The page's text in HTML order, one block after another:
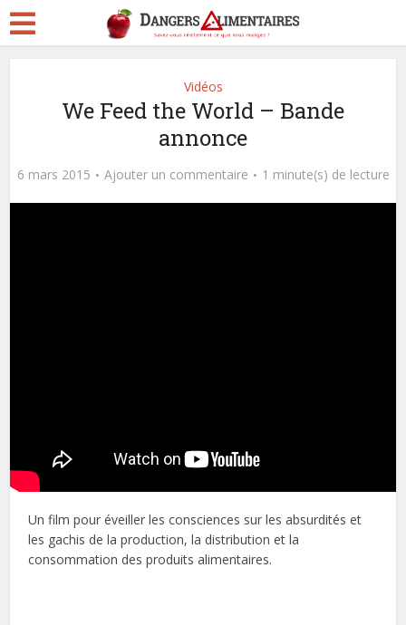
Vidéos
We Feed the World – Bande
annonce
6 mars 2015 Ajouter un commentaire 1 minute(s) de lecture
Un film pour éveiller les consciences sur les absurdités et
les gachis de la production, la distribution et la
consommation des produits alimentaires.